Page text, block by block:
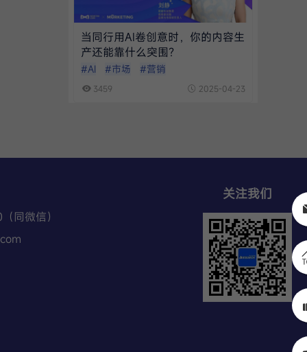
当同行用AI卷创意时，你的内容生
产还能靠什么突围？
#AI #市场 #营销
3459 2025-04-23
同微信）
关注我们